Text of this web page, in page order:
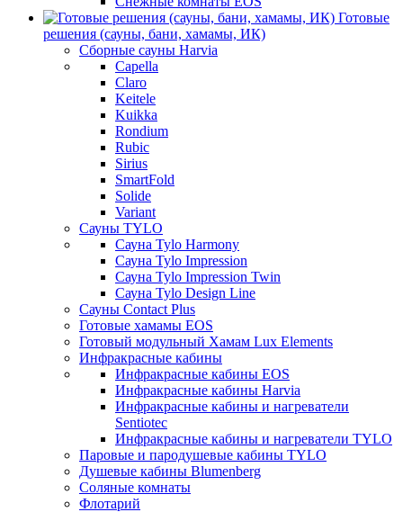
Готовые
решения (сауны, бани, хамамы, ИК)
Сборные сауны Harvia
Capella
Claro
Keitele
Kuikka
Rondium
Rubic
Sirius
SmartFold
Solide
Variant
Сауны TYLO
Сауна Tylo Harmony
Сауна Tylo Impression
Сауна Tylo Impression Twin
Сауна Tylo Design Line
Сауны Contact Plus
Готовые хамамы EOS
Готовый модульный Хамам Lux Elements
Инфракрасные кабины
Инфракрасные кабины EOS
Инфракрасные кабины Harvia
Инфракрасные кабины и нагреватели
Sentiotec
Инфракрасные кабины и нагреватели TYLO
Паровые и пародушевые кабины TYLO
Душевые кабины Blumenberg
Соляные комнаты
Флотарий